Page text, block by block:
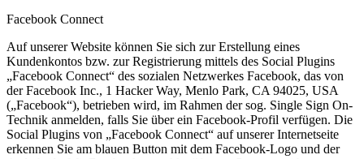
Facebook Connect
Auf unserer Website können Sie sich zur Erstellung eines
Kundenkontos bzw. zur Registrierung mittels des Social Plugins
„Facebook Connect“ des sozialen Netzwerkes Facebook, das von
der Facebook Inc., 1 Hacker Way, Menlo Park, CA 94025, USA
(„Facebook“), betrieben wird, im Rahmen der sog. Single Sign On-
Technik anmelden, falls Sie über ein Facebook-Profil verfügen. Die
Social Plugins von „Facebook Connect“ auf unserer Internetseite
erkennen Sie am blauen Button mit dem Facebook-Logo und der